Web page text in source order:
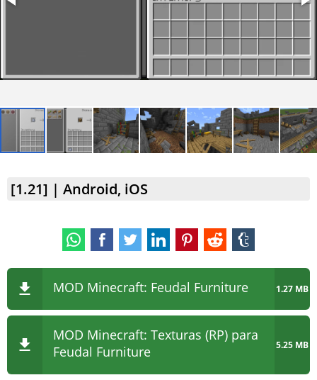
[1.21] | Android, iOS
MOD Minecraft: Feudal Furniture 1.27 MB
MOD Minecraft: Texturas (RP) para
Feudal Furniture
5.25 MB